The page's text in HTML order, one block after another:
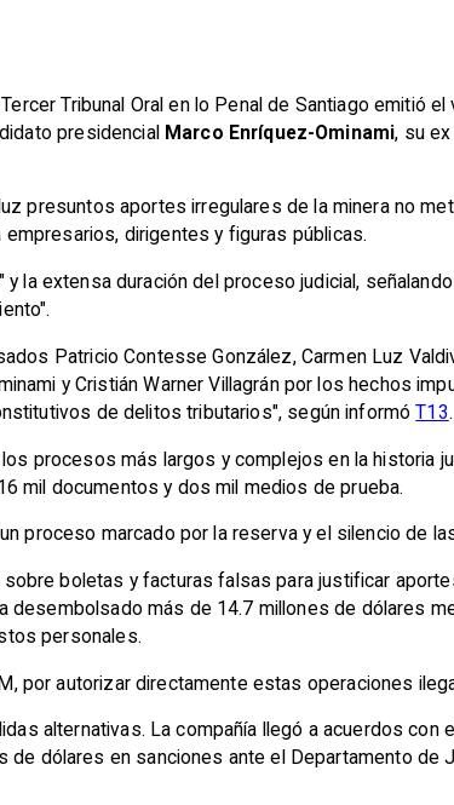
Tribunal Oral en lo Penal de Santiago emitió
presidencial Marco Enríquez-Ominami, su
presuntos aportes irregulares de la minera no
dirigentes y figuras públicas.
la extensa duración del proceso judicial,
Patricio Contesse González, Carmen Luz
y Cristián Warner Villagrán por los hechos
de delitos tributarios", según informóT13.
procesos más largos y complejos en la historia
mil documentos y dos mil medios de prueba.
proceso marcado por la reserva y el silencio de
boletas y facturas falsas para justificar
desembolsado más de 14.7 millones de dólares
personales.
por autorizar directamente estas operaciones
alternativas. La compañía llegó a acuerdos con
dólares en sanciones ante el Departamento de